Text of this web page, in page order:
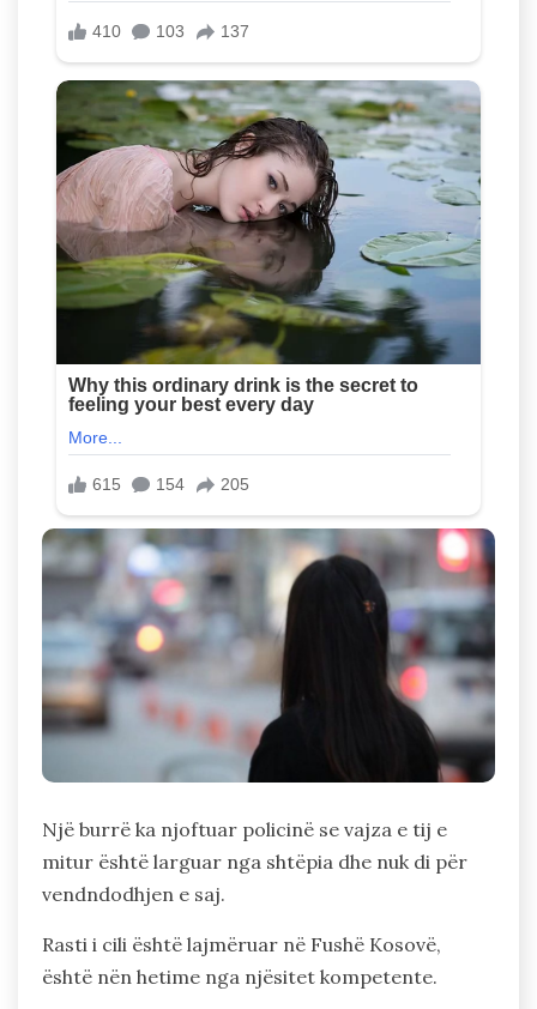
Një burrë ka njoftuar policinë se vajza e tij e
mitur është larguar nga shtëpia dhe nuk di për
vendndodhjen e saj.
Rasti i cili është lajmëruar në Fushë Kosovë,
është nën hetime nga njësitet kompetente.